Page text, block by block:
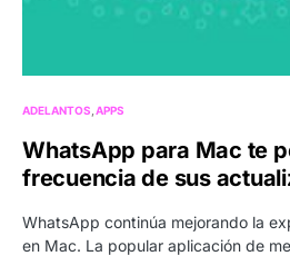
ADELANTOS APPS
WhatsApp para Mac te
frecuencia de sus
WhatsApp continúa mejorando la
en Mac. La popular aplicación de